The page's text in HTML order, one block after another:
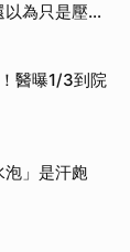
以為只是壓力
醫曝1/3到院
」是汗皰